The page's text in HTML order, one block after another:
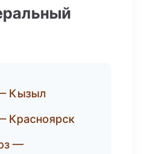
Кызыл
Красноярск
—